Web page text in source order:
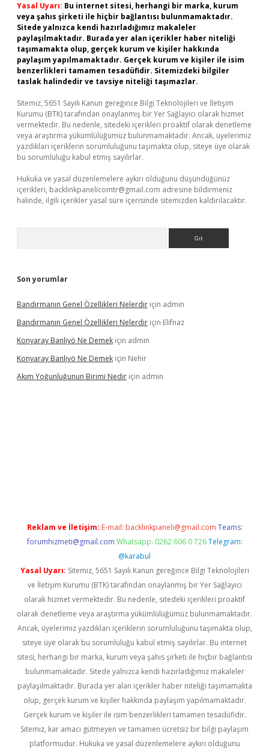
Yasal Uyarı: Bu internet sitesi, herhangi bir marka, kurum
veya şahıs şirketi ile hiçbir bağlantısı bulunmamaktadır.
Sitede yalnızca kendi hazırladığımız makaleler
paylaşılmaktadır. Burada yer alan içerikler haber niteliği
taşımamakta olup, gerçek kurum ve kişiler hakkında
paylaşım yapılmamaktadır. Gerçek kurum ve kişiler ile isim
benzerlikleri tamamen tesadüfidir. Sitemizdeki bilgiler
taslak halindedir ve tavsiye niteliği taşımazlar.
Sitemiz, 5651 Sayılı Kanun gereğince Bilgi Teknolojileri ve İletişim
Kurumu (BTK) tarafından onaylanmış bir Yer Sağlayıcı olarak hizmet
vermektedir. Bu nedenle, sitedeki içerikleri proaktif olarak denetleme
veya araştırma yükümlülüğümüz bulunmamaktadır. Ancak, üyelerimiz
yazdıkları içeriklerin sorumluluğunu taşımakta olup, siteye üye olarak
bu sorumluluğu kabul etmiş sayılırlar.
Hukuka ve yasal düzenlemelere aykırı olduğunu düşündüğünüz
içerikleri, backlinkpanelicomtr@gmail.com adresine bildirmeniz
halinde, ilgili içerikler yasal süre içerisinde sitemizden kaldırılacaktır.
Son yorumlar
Bandırmanın Genel Özellikleri Nelerdir için admin
Bandırmanın Genel Özellikleri Nelerdir için Elifnaz
Konyaray Banliyö Ne Demek için admin
Konyaray Banliyö Ne Demek için Nehir
Akım Yoğunluğunun Birimi Nedir için admin
Reklam ve İletişim: E-mail: backlinkpaneli@gmail.com Teams:
forumhizmeti@gmail.com Whatsapp: 0262 606 0 726 Telegram:
@karabul
Yasal Uyarı: Sitemiz, 5651 Sayılı Kanun gereğince Bilgi Teknolojileri
ve İletişim Kurumu (BTK) tarafından onaylanmış bir Yer Sağlayıcı
olarak hizmet vermektedir. Bu nedenle, sitedeki içerikleri proaktif
olarak denetleme veya araştırma yükümlülüğümüz bulunmamaktadır.
Ancak, üyelerimiz yazdıkları içeriklerin sorumluluğunu taşımakta olup,
siteye üye olarak bu sorumluluğu kabul etmiş sayılırlar. Bu internet
sitesi, herhangi bir marka, kurum veya şahıs şirketi ile hiçbir bağlantısı
bulunmamaktadır. Sitede yalnızca kendi hazırladığımız makaleler
paylaşılmaktadır. Burada yer alan içerikler haber niteliği taşımamakta
olup, gerçek kurum ve kişiler hakkında paylaşım yapılmamaktadır.
Gerçek kurum ve kişiler ile isim benzerlikleri tamamen tesadüfidir.
Sitemiz, kar amacı gütmeyen ve tamamen ücretsiz bir bilgi paylaşım
platformudur. Hukuka ve yasal düzenlemelere aykırı olduğunu